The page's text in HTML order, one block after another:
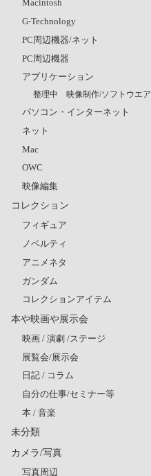
Macintosh
G-Technology
PC周辺機器/ネット
PC周辺機器
アプリケーション
整理中 映像制作/ソフトウエア
パソコン・インターネット
ネット
Mac
OWC
映像編集
コレクション
フィギュア
ノベルティ
アニメネタ
ガンダム
コレクションアイテム
本や映画や展示会
映画 / 演劇 /ステージ
展覧会/展示会
日記 / コラム
自分の仕事/セミナー等
本 / 音楽
未分類
カメラ/写真
写真周辺